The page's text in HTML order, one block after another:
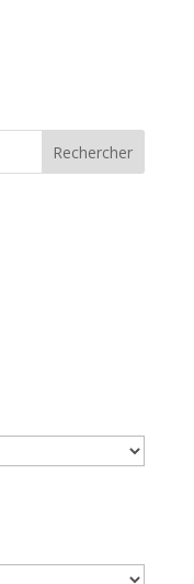
Rechercher